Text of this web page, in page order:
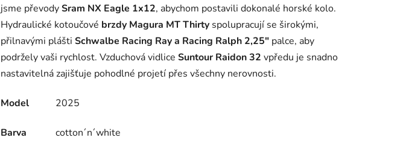
jsme převodySram NX Eagle 1x12, abychom postavili dokonalé horské kolo.
Hydraulické kotoučové brzdy Magura MT Thirty spolupracují se širokými,
přilnavými plášti Schwalbe Racing Ray a Racing Ralph 2,25" palce, aby
podržely vaši rychlost. Vzduchová vidlice Suntour Raidon 32 vpředu je snadno
nastavitelná zajišťuje pohodlné projetí přes všechny nerovnosti.
Model 2025
Barva cotton´n´white